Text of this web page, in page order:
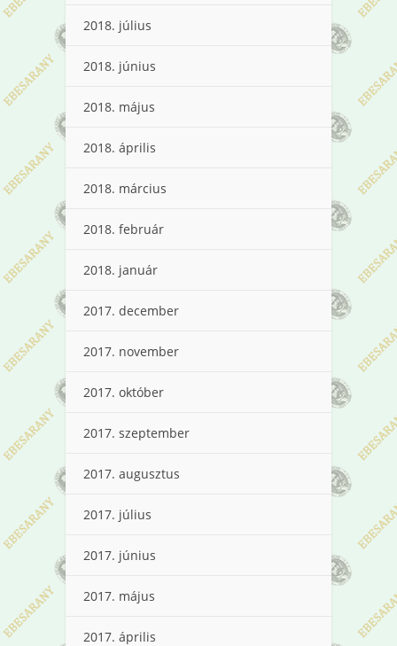
2018. július
2018. június
2018. május
2018. április
2018. március
2018. február
2018. január
2017. december
2017. november
2017. október
2017. szeptember
2017. augusztus
2017. július
2017. június
2017. május
2017. április